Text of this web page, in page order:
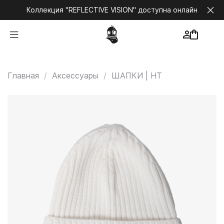
Коллекция "REFLECTIVE VISION" доступна онлайн
Главная Аксессуары ШАПКИ | HT